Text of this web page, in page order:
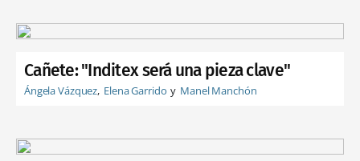
Cañete: "Inditex será una pieza clave"
Ángela Vázquez Elena Garrido Manel Manchón